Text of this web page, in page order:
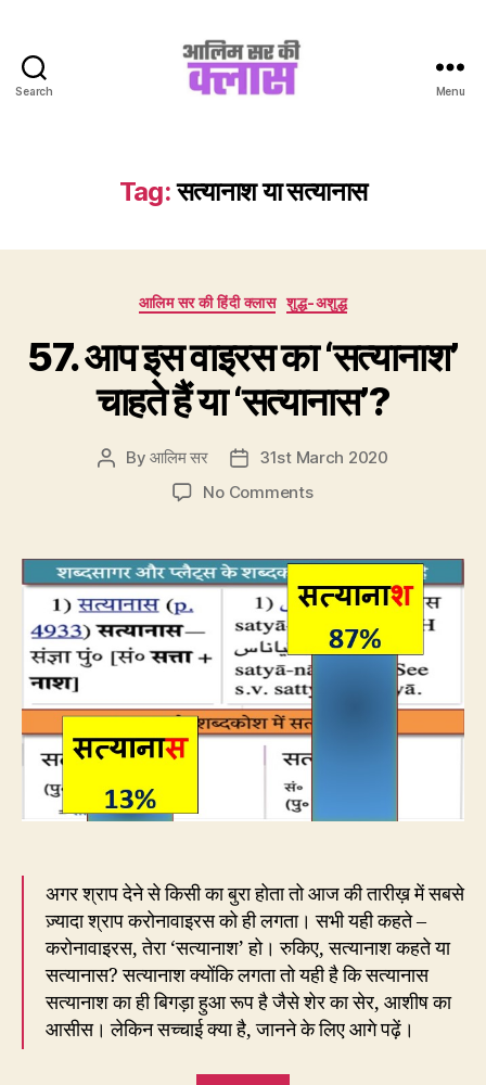
Search
Class
Menu
Tag:सत्यानाश या सत्यानास
Categories
आलिम सर की हिंदी क्लास शुद्ध-अशुद्ध
57. आप इस वाइरस का ‘सत्यानाश’
चाहते हैं या ‘सत्यानास’?
PostByआलिम सर
Post
date
31st March 2020
No Commentson
इस
वाइरस
का
‘सत्यानाश’
चाहते
या
‘सत्यानास’?
अगर श्राप देने से किसी का बुरा होता तो आज की तारीख़ में सबसे
ज़्यादा श्राप करोनावाइरस को ही लगता। सभी यही कहते –
करोनावाइरस, तेरा ‘सत्यानाश’ हो। रुकिए, सत्यानाश कहते या
सत्यानास? सत्यानाश क्योंकि लगता तो यही है कि सत्यानास
सत्यानाश का ही बिगड़ा हुआ रूप है जैसे शेर का सेर, आशीष का
आसीस। लेकिन सच्चाई क्या है, जानने के लिए आगे पढ़ें।